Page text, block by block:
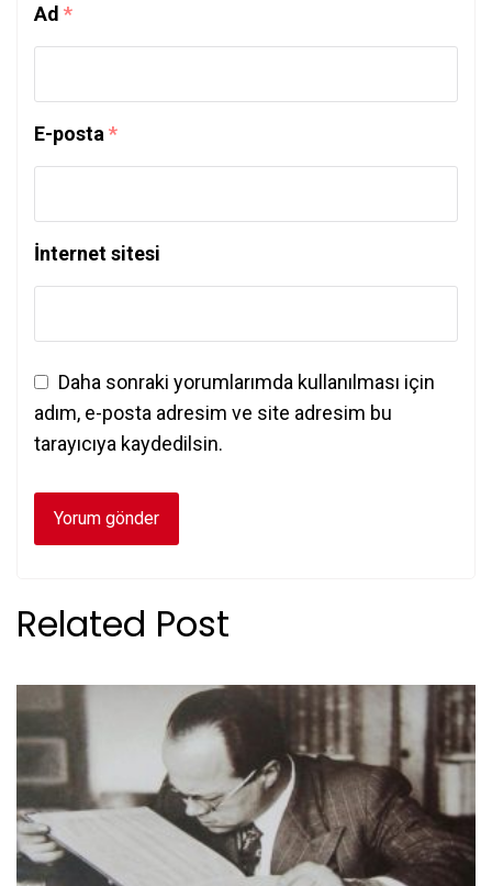
Ad *
E-posta *
İnternet sitesi
Daha sonraki yorumlarımda kullanılması için
adım, e-posta adresim ve site adresim bu
tarayıcıya kaydedilsin.
Related Post